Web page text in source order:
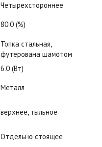
Четырехстороннее
80.0 (%)
Топка стальная,
футерована шамотом
6.0 (Вт)
Металл
верхнее, тыльное
Отдельно стоящее